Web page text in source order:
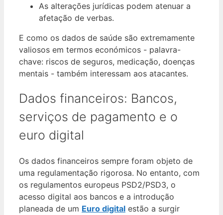
As alterações jurídicas podem atenuar a
afetação de verbas.
E como os dados de saúde são extremamente
valiosos em termos económicos - palavra-
chave: riscos de seguros, medicação, doenças
mentais - também interessam aos atacantes.
Dados financeiros: Bancos,
serviços de pagamento e o
euro digital
Os dados financeiros sempre foram objeto de
uma regulamentação rigorosa. No entanto, com
os regulamentos europeus PSD2/PSD3, o
acesso digital aos bancos e a introdução
planeada de um Euro digital estão a surgir